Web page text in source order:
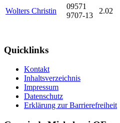
Wolters Christin
09571
9707-13
2.02
Quicklinks
Kontakt
Inhaltsverzeichnis
Impressum
Datenschutz
Erklärung zur Barrierefreiheit